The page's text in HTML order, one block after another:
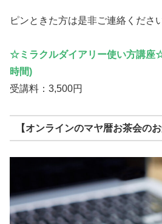
ピンときた方は是非ご連絡ください
☆ミラクルダイアリー使い方講座
時間)
受講料：3,500円
【オンラインのマヤ暦お茶会のお